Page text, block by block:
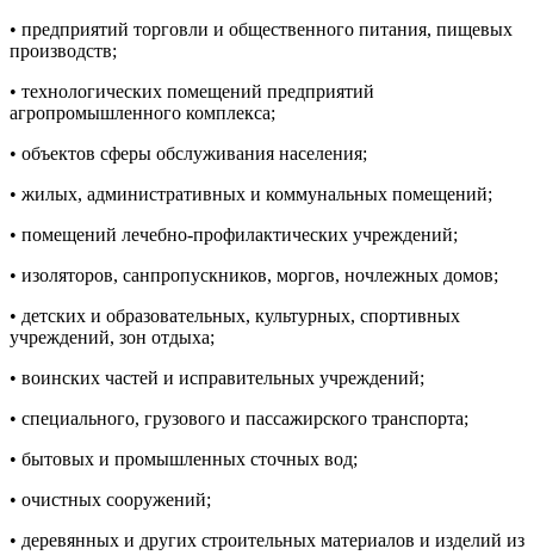
• предприятий торговли и общественного питания, пищевых
производств;
• технологических помещений предприятий
агропромышленного комплекса;
• объектов сферы обслуживания населения;
• жилых, административных и коммунальных помещений;
• помещений лечебно-профилактических учреждений;
• изоляторов, санпропускников, моргов, ночлежных домов;
• детских и образовательных, культурных, спортивных
учреждений, зон отдыха;
• воинских частей и исправительных учреждений;
• специального, грузового и пассажирского транспорта;
• бытовых и промышленных сточных вод;
• очистных сооружений;
• деревянных и других строительных материалов и изделий из